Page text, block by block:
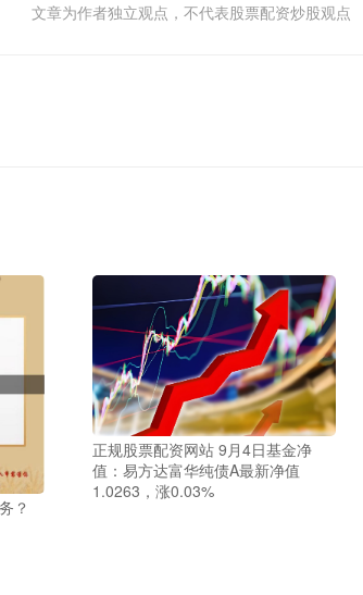
文章为作者独立观点，不代表股票配资炒股观点
？
正规股票配资网站 9月4日基金净
值：易方达富华纯债A最新净值
1.0263，涨0.03%